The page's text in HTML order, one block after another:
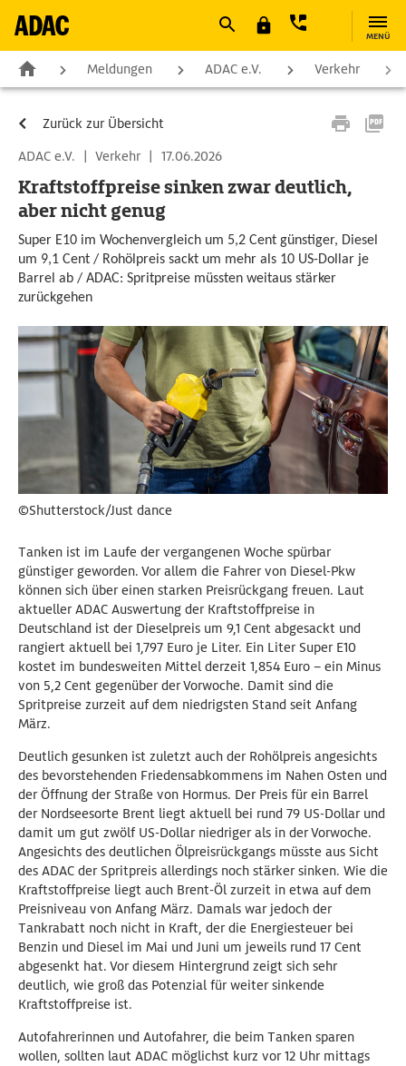
MENÜ
Meldungen ADAC e.V. Verkehr
Zurück zur Übersicht
ADAC e.V.
| Verkehr | 17.06.2026
Kraftstoffpreise sinken zwar deutlich,
aber nicht genug
Super E10 im Wochenvergleich um 5,2 Cent günstiger, Diesel
um 9,1 Cent / Rohölpreis sackt um mehr als 10 US-Dollar je
Barrel ab / ADAC: Spritpreise müssten weitaus stärker
zurückgehen
©Shutterstock/Just dance
Tanken ist im Laufe der vergangenen Woche spürbar
günstiger geworden. Vor allem die Fahrer von Diesel-Pkw
können sich über einen starken Preisrückgang freuen. Laut
aktueller ADAC Auswertung der Kraftstoffpreise in
Deutschland ist der Dieselpreis um 9,1 Cent abgesackt und
rangiert aktuell bei 1,797 Euro je Liter. Ein Liter Super E10
kostet im bundesweiten Mittel derzeit 1,854 Euro – ein Minus
von 5,2 Cent gegenüber der Vorwoche. Damit sind die
Spritpreise zurzeit auf dem niedrigsten Stand seit Anfang
März.
Deutlich gesunken ist zuletzt auch der Rohölpreis angesichts
des bevorstehenden Friedensabkommens im Nahen Osten und
der Öffnung der Straße von Hormus. Der Preis für ein Barrel
der Nordseesorte Brent liegt aktuell bei rund 79 US-Dollar und
damit um gut zwölf US-Dollar niedriger als in der Vorwoche.
Angesichts des deutlichen Ölpreisrückgangs müsste aus Sicht
des ADAC der Spritpreis allerdings noch stärker sinken. Wie die
Kraftstoffpreise liegt auch Brent-Öl zurzeit in etwa auf dem
Preisniveau von Anfang März. Damals war jedoch der
Tankrabatt noch nicht in Kraft, der die Energiesteuer bei
Benzin und Diesel im Mai und Juni um jeweils rund 17 Cent
abgesenkt hat. Vor diesem Hintergrund zeigt sich sehr
deutlich, wie groß das Potenzial für weiter sinkende
Kraftstoffpreise ist.
Autofahrerinnen und Autofahrer, die beim Tanken sparen
wollen, sollten laut ADAC möglichst kurz vor 12 Uhr mittags